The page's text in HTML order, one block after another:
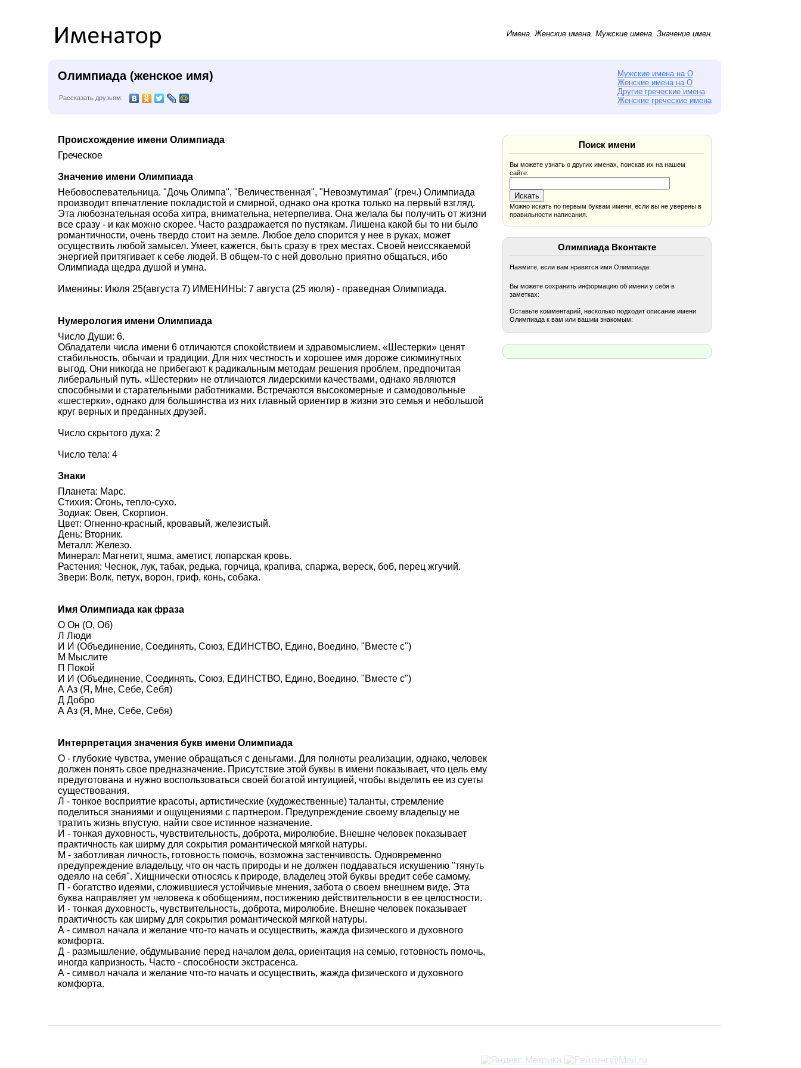
Имена.Женские имена.Мужские имена. Значение имен.
Олимпиада (женское имя)
Мужские имена на О
Женские имена на О
Другие греческие имена
Женские греческие имена
Рассказать друзьям:
Происхождение имени Олимпиада
Греческое
Значение имени Олимпиада
Небовоспевательница. "Дочь Олимпа", "Величественная", "Невозмутимая" (греч.) Олимпиада
производит впечатление покладистой и смирной, однако она кротка только на первый взгляд.
Эта любознательная особа хитра, внимательна, нетерпелива. Она желала бы получить от жизни
все сразу - и как можно скорее. Часто раздражается по пустякам. Лишена какой бы то ни было
романтичности, очень твердо стоит на земле. Любое дело спорится у нее в руках, может
осуществить любой замысел. Умеет, кажется, быть сразу в трех местах. Своей неиссякаемой
энергией притягивает к себе людей. В общем-то с ней довольно приятно общаться, ибо
Олимпиада щедра душой и умна.
Именины: Июля 25(августа 7) ИМЕНИНЫ: 7 августа (25 июля) - праведная Олимпиада.
Нумерология имени Олимпиада
Число Души: 6.
Обладатели числа имени 6 отличаются спокойствием и здравомыслием. «Шестерки» ценят
стабильность, обычаи и традиции. Для них честность и хорошее имя дороже сиюминутных
выгод. Они никогда не прибегают к радикальным методам решения проблем, предпочитая
либеральный путь. «Шестерки» не отличаются лидерскими качествами, однако являются
способными и старательными работниками. Встречаются высокомерные и самодовольные
«шестерки», однако для большинства из них главный ориентир в жизни это семья и небольшой
круг верных и преданных друзей.
Число скрытого духа: 2
Число тела: 4
Знаки
Планета: Марс.
Стихия: Огонь, тепло-сухо.
Зодиак: Овен, Скорпион.
Цвет: Огненно-красный, кровавый, железистый.
День: Вторник.
Металл: Железо.
Минерал: Магнетит, яшма, аметист, лопарская кровь.
Растения: Чеснок, лук, табак, редька, горчица, крапива, спаржа, вереск, боб, перец жгучий.
Звери: Волк, петух, ворон, гриф, конь, собака.
Имя Олимпиада как фраза
О Он (О, Об)
Л Люди
И И (Объединение, Соединять, Союз, ЕДИНСТВО, Едино, Воедино, "Вместе с")
М Мыслите
П Покой
И И (Объединение, Соединять, Союз, ЕДИНСТВО, Едино, Воедино, "Вместе с")
А Аз (Я, Мне, Себе, Себя)
Д Добро
А Аз (Я, Мне, Себе, Себя)
Интерпретация значения букв имени Олимпиада
О - глубокие чувства, умение обращаться с деньгами. Для полноты реализации, однако, человек
должен понять свое предназначение. Присутствие этой буквы в имени показывает, что цель ему
предуготована и нужно воспользоваться своей богатой интуицией, чтобы выделить ее из суеты
существования.
Л - тонкое восприятие красоты, артистические (художественные) таланты, стремление
поделиться знаниями и ощущениями с партнером. Предупреждение своему владельцу не
тратить жизнь впустую, найти свое истинное назначение.
И - тонкая духовность, чувствительность, доброта, миролюбие. Внешне человек показывает
практичность как ширму для сокрытия романтической мягкой натуры.
М - заботливая личность, готовность помочь, возможна застенчивость. Одновременно
предупреждение владельцу, что он часть природы и не должен поддаваться искушению "тянуть
одеяло на себя". Хищнически относясь к природе, владелец этой буквы вредит себе самому.
П - богатство идеями, сложившиеся устойчивые мнения, забота о своем внешнем виде. Эта
буква направляет ум человека к обобщениям, постижению действительности в ее целостности.
И - тонкая духовность, чувствительность, доброта, миролюбие. Внешне человек показывает
практичность как ширму для сокрытия романтической мягкой натуры.
А - символ начала и желание что-то начать и осуществить, жажда физического и духовного
комфорта.
Д - размышление, обдумывание перед началом дела, ориентация на семью, готовность помочь,
иногда капризность. Часто - способности экстрасенса.
А - символ начала и желание что-то начать и осуществить, жажда физического и духовного
комфорта.
Поиск имени
Вы можете узнать о других именах, поискав их на нашем
сайте:
Можно искать по первым буквам имени, если вы не уверены в
правильности написания.
Олимпиада Вконтакте
Нажмите, если вам нравится имя Олимпиада:
Вы можете сохранить информацию об имени у себя в
заметках:
Оставьте комментарий, насколько подходит описание имени
Олимпиада к вам или вашим знакомым: